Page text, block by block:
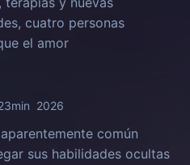
cuatro personas
el amor
2026
común
sus habilidades ocultas